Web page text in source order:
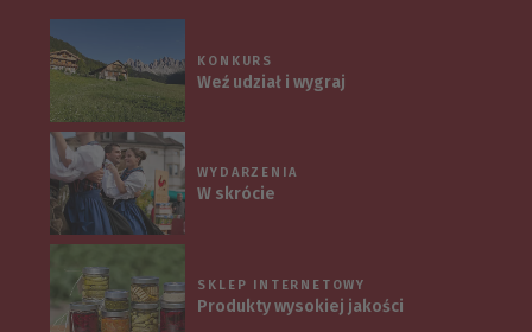
KONKURS
Weź udział i wygraj
WYDARZENIA
W skrócie
SKLEP INTERNETOWY
Produkty wysokiej jakości